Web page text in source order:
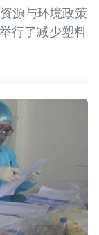
源与环境政策
行了减少塑料